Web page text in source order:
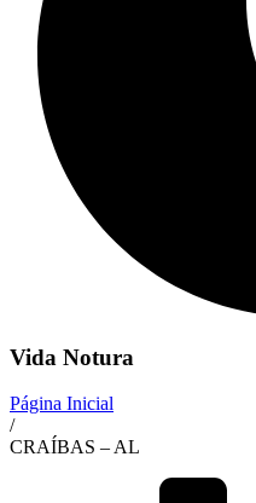
Vida Notura
Página Inicial
/
CRAÍBAS – AL